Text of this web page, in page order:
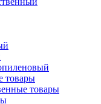
товары
товары